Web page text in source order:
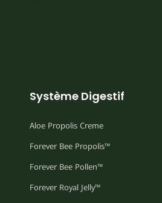
Système Digestif
Aloe Propolis Creme
Forever Bee Propolis™
Forever Bee Pollen™
Forever Royal Jelly™